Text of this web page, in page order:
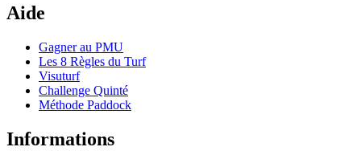
Aide
Gagner au PMU
Les 8 Règles du Turf
Visuturf
Challenge Quinté
Méthode Paddock
Informations